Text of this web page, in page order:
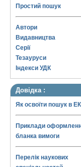
Простий пошук
Автори
Видавництва
Серії
Тезауруси
Індекси УДК
Довідка :
Як освоїти пошук в ЕК
Приклади
бланка вимоги
Перелік наукових